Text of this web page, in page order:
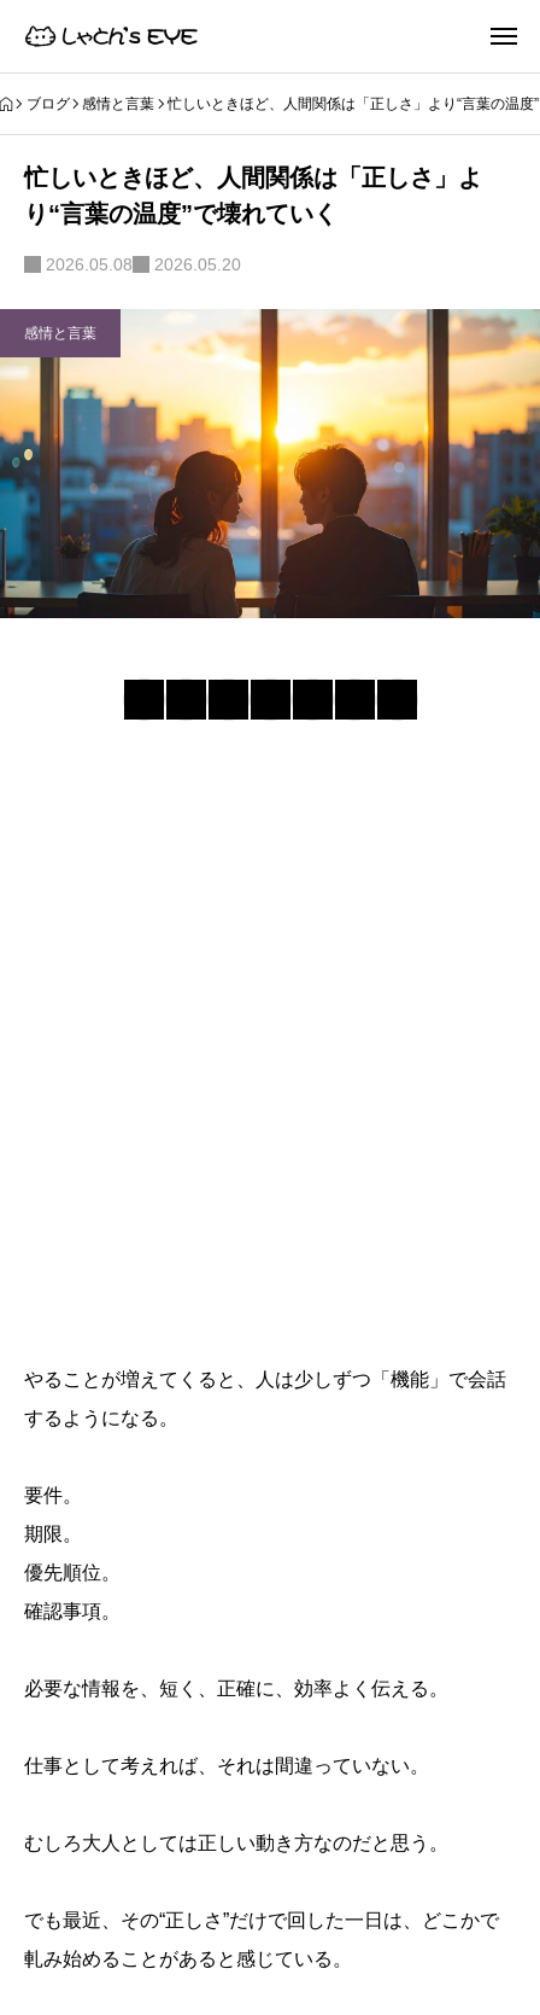
ブログ 感情と言葉 忙しいときほど、人間関係は「正しさ」より“言葉の温度
忙しいときほど、人間関係は「正しさ」よ
り“言葉の温度”で壊れていく
2026.05.08 2026.05.20
感情と言葉
やることが増えてくると、人は少しずつ「機能」で会話
するようになる。
要件。
期限。
優先順位。
確認事項。
必要な情報を、短く、正確に、効率よく伝える。
仕事として考えれば、それは間違っていない。
むしろ大人としては正しい動き方なのだと思う。
でも最近、その“正しさ”だけで回した一日は、どこかで
軋み始めることがあると感じている。